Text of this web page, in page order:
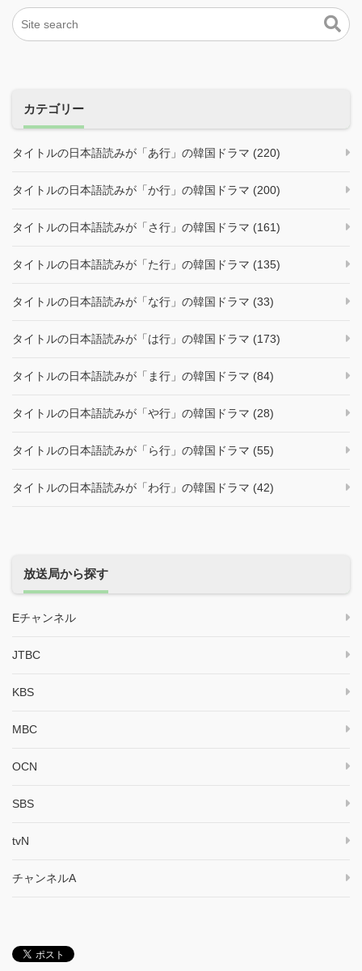
カテゴリー
タイトルの日本語読みが「あ行」の韓国ドラマ (220)
タイトルの日本語読みが「か行」の韓国ドラマ (200)
タイトルの日本語読みが「さ行」の韓国ドラマ (161)
タイトルの日本語読みが「た行」の韓国ドラマ (135)
タイトルの日本語読みが「な行」の韓国ドラマ (33)
タイトルの日本語読みが「は行」の韓国ドラマ (173)
タイトルの日本語読みが「ま行」の韓国ドラマ (84)
タイトルの日本語読みが「や行」の韓国ドラマ (28)
タイトルの日本語読みが「ら行」の韓国ドラマ (55)
タイトルの日本語読みが「わ行」の韓国ドラマ (42)
放送局から探す
Eチャンネル
JTBC
KBS
MBC
OCN
SBS
tvN
チャンネルA